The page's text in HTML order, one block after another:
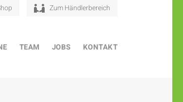
Zum Händlerbereich
TEAM JOBS KONTAKT